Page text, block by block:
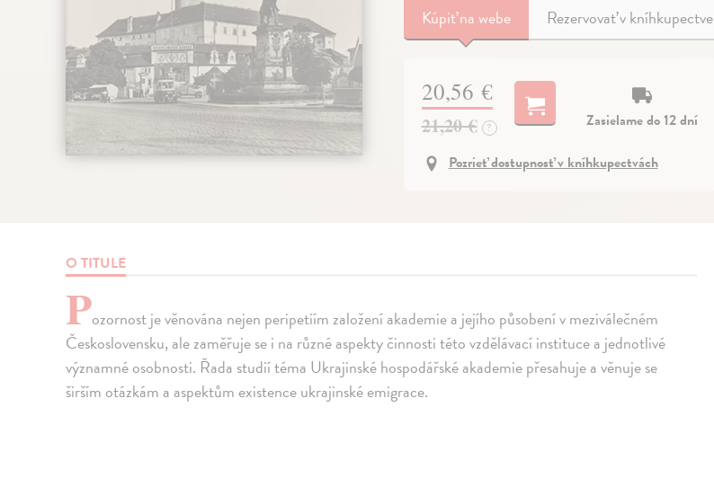
Kúpiťna webe Rezervovať v kníhkupectve
20,56 €
21,20 € ?
Zasielame do 12 dní
Pozrieť dostupnosť v kníhkupectvách
O TITULE
Pozornost je věnována nejen peripetiím založení akademie a jejího působení v meziválečném
Československu, ale zaměřuje se i na různé aspekty činnosti této vzdělávací instituce a jednotlivé
významné osobnosti. Řada studií téma Ukrajinské hospodářské akademie přesahuje a věnuje se
širším otázkám a aspektům existence ukrajinské emigrace.